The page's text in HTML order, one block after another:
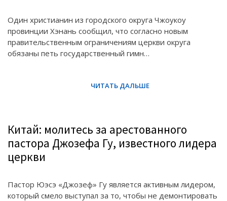
Один христианин из городского округа Чжоукоу
провинции Хэнань сообщил, что согласно новым
правительственным ограничениям церкви округа
обязаны петь государственный гимн…
Китай: молитесь за арестованного
пастора Джозефа Гу, известного лидера
церкви
Пастор Юэсэ «Джозеф» Гу является активным лидером,
который смело выступал за то, чтобы не демонтировать